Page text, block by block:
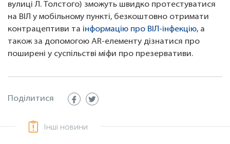
вулиці Л. Толстого) зможуть швидко протестуватися
на ВІЛ у мобільному пункті, безкоштовно отримати
контрацептиви та інформацію про ВІЛ-інфекцію, а
також за допомогою AR-елементу дізнатися про
поширені у суспільстві міфи про презервативи.
Поділитися
Інші новини